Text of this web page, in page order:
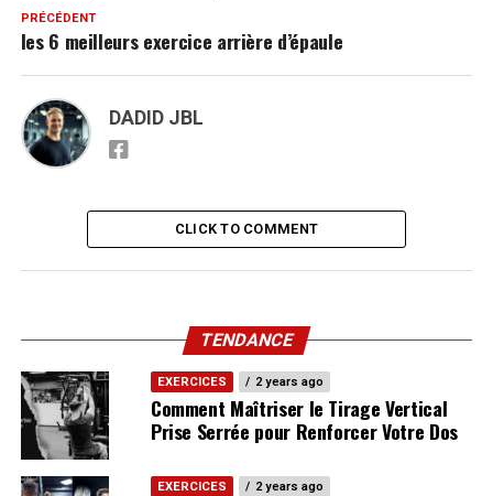
PRÉCÉDENT
les 6 meilleurs exercice arrière d’épaule
DADID JBL
CLICK TO COMMENT
TENDANCE
EXERCICES 2 years ago
Comment Maîtriser le Tirage Vertical
Prise Serrée pour Renforcer Votre Dos
EXERCICES 2 years ago